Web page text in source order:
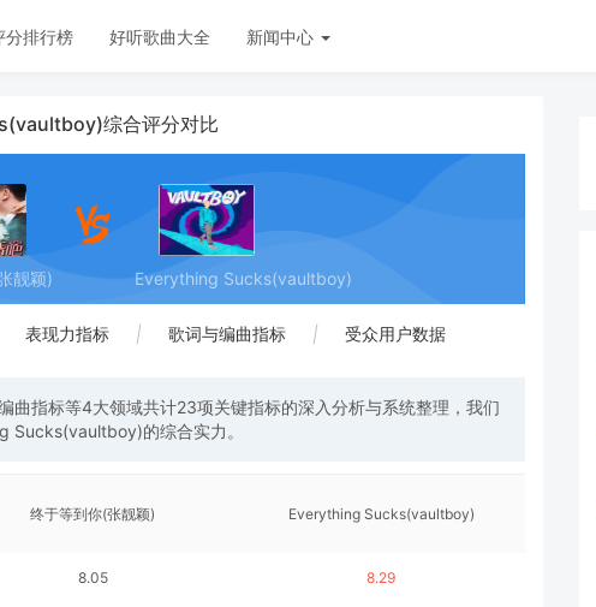
分排行榜 好听歌曲大全 新闻中心
综合评分对比
靓颖) Everything Sucks(vaultboy)
表现力指标 | 歌词与编曲指标 | 受众用户数据
曲指标等4大领域共计23项关键指标的深入分析与系统整理，我们
Sucks(vaultboy)的综合实力。
终于等到你(张靓颖)
8.05
Everything Sucks(vaultboy)
8.29